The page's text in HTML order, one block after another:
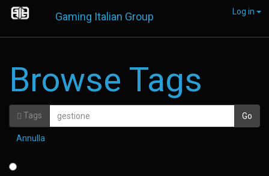
Gaming Italian Group Log in
Browse Tags
Tags
Annulla